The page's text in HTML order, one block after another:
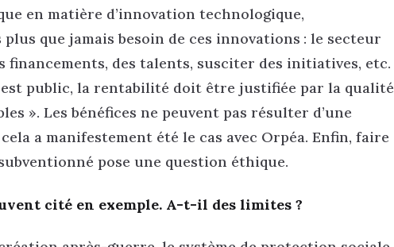
en matière d’innovation technologique,
que jamais besoin de ces innovations : le secteur
des talents, susciter des initiatives, etc.
public, la rentabilité doit être justifiée par la qualité
». Les bénéfices ne peuvent pas résulter d’une
a manifestement été le cas avec Orpéa. Enfin, faire
pose une question éthique.
cité en exemple. A-t-il des limites ?